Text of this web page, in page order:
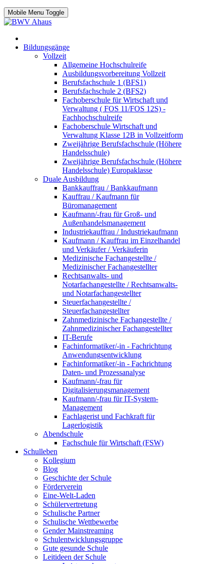
Mobile Menu Toggle
Bildungsgänge
Vollzeit
Allgemeine Hochschulreife
Ausbildungsvorbereitung Vollzeit
Berufsfachschule 1 (BFS1)
Berufsfachschule 2 (BFS2)
Fachoberschule für Wirtschaft und
Verwaltung ( FOS 11/FOS 12S) -
Fachhochschulreife
Fachoberschule Wirtschaft und
Verwaltung Klasse 12B in Vollzeitform
Zweijährige Berufsfachschule (Höhere
Handelsschule)
Zweijährige Berufsfachschule (Höhere
Handelsschule) Europaklasse
Duale Ausbildung
Bankkauffrau / Bankkaufmann
Kauffrau / Kaufmann für
Büromanagement
Kaufmann/-frau für Groß- und
Außenhandelsmanagement
Industriekauffrau / Industriekaufmann
Kaufmann / Kauffrau im Einzelhandel
und Verkäufer / Verkäuferin
Medizinische Fachangestellte /
Medizinischer Fachangestellter
Rechtsanwalts- und
Notarfachangestellte / Rechtsanwalts-
und Notarfachangestellter
Steuerfachangestellte /
Steuerfachangestellter
Zahnmedizinische Fachangestellte /
Zahnmedizinischer Fachangestellter
IT-Berufe
Fachinformatiker/-in - Fachrichtung
Anwendungsentwicklung
Fachinformatiker/-in - Fachrichtung
Daten- und Prozessanalyse
Kaufmann/-frau für
Digitalisierungsmanagement
Kaufmann/-frau für IT-System-
Management
Fachlagerist und Fachkraft für
Lagerlogistik
Abendschule
Fachschule für Wirtschaft (FSW)
Schulleben
Kollegium
Blog
Geschichte der Schule
Förderverein
Eine-Welt-Laden
Schülervertretung
Schulische Partner
Schulische Wettbewerbe
Gender Mainstreaming
Schulentwicklungsgruppe
Gute gesunde Schule
Leitideen der Schule